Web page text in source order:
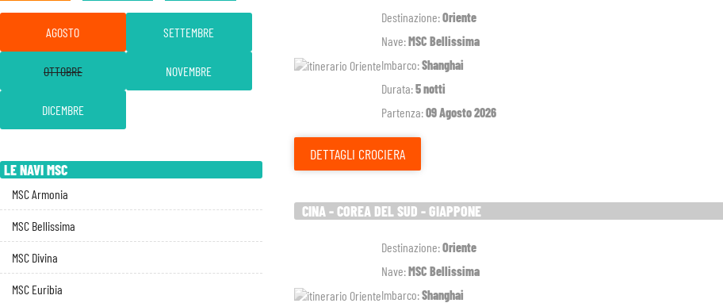
Destinazione:Oriente
Nave:MSC Bellissima
Imbarco:Shanghai
Durata:5 notti
Partenza:09 Agosto 2026
DETTAGLI CROCIERA
CINA - COREA DEL SUD - GIAPPONE
Destinazione:Oriente
Nave:MSC Bellissima
Imbarco:Shanghai
AGOSTO SETTEMBRE
OTTOBRE NOVEMBRE
DICEMBRE
LE NAVI MSC
MSC Armonia
MSC Bellissima
MSC Divina
MSC Euribia